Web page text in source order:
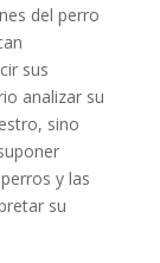
del perro
sus
analizar su
sino
y las
su